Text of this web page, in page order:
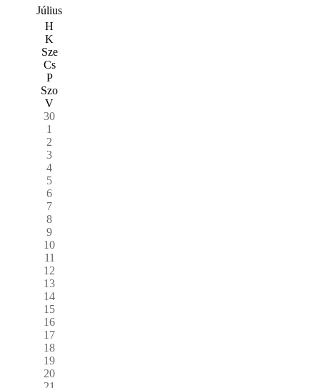
Július
H
K
Sze
Cs
P
Szo
V
30
1
2
3
4
5
6
7
8
9
10
11
12
13
14
15
16
17
18
19
20